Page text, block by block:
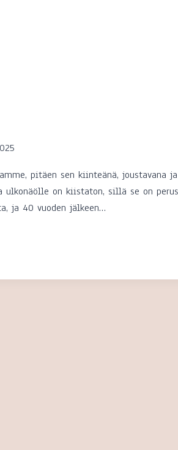
pitäen sen kiinteänä,
on kiistaton, sillä se on
ja 40 vuoden jälkeen…